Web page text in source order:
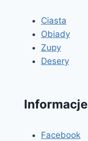
Ciasta
Obiady
Zupy
Desery
Informacje
Facebook